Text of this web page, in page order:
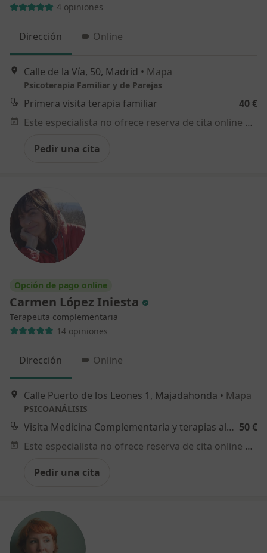
4 opiniones
Dirección Online
Calle de la Vía, 50, Madrid • Mapa
Psicoterapia Familiar y de Parejas
Primera visita terapia familiar
40 €
Este especialista no ofrece reserva de cita online en esta dirección.
Pedir una cita
Opción de pago online
Carmen López Iniesta
Terapeuta complementaria
14 opiniones
Dirección Online
Calle Puerto de los Leones 1, Majadahonda • Mapa
PSICOANÁLISIS
Visita Medicina Complementaria y terapias alternativas 50 €
Este especialista no ofrece reserva de cita online en esta dirección.
Pedir una cita